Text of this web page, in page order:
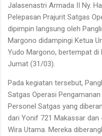
Jalasenastri Armada II Ny.
Pelepasan Prajurit Satgas
dipimpin langsung oleh
Margono didampingi Ketua
Yudo Margono, bertempat di
Jumat (31/03).
Pada kegiatan tersebut,
Satgas Operasi
Personel Satgas yang
dari Yonif 721 Makassar dan
Wira Utama. Mereka